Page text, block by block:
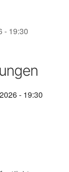
- 19:30
- 19:30